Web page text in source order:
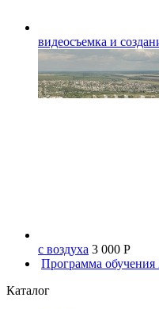
видеосъемка и
с воздуха 3 000 P
Программа обучения
Каталог